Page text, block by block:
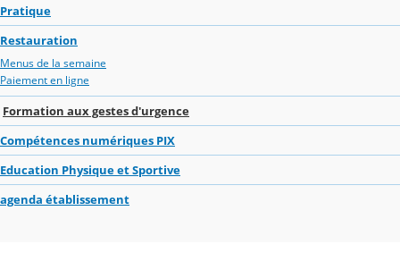
Pratique
Restauration
Menus de la semaine
Paiement en ligne
Formation aux gestes d'urgence
Compétences numériques PIX
Education Physique et Sportive
agenda établissement